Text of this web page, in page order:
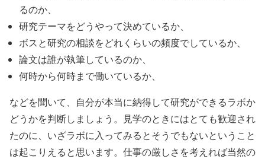
るのか、
研究テーマをどうやって決めているか、
ボスと研究の相談をどれくらいの頻度でしているか、
論文は誰が執筆しているのか、
何時から何時まで働いているか、
などを聞いて、自分が本当に納得して研究ができるラボか
どうかを判断しましょう。見学のときにはとても歓迎され
たのに、いざラボに入ってみるとそうでもないということ
は起こりえると思います。仕事の厳しさを考えれば当然の